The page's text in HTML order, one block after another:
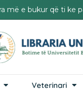
më e bukur që ti ke
Veterinari